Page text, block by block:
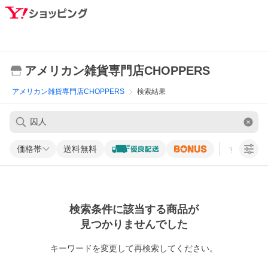
アメリカン雑貨専門店CHOPPERS
アメリカン雑貨専門店CHOPPERS 検索結果
価格帯 送料無料 すべての条
検索条件に該当する商品が
見つかりませんでした
キーワードを変更して再検索してください。